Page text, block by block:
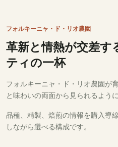
フォルキーニャ・ド・リオ農園
革新と情熱が交差
ティの一杯
フォルキーニャ・ド・リオ農園が
と味わいの両面から見られるよう
品種、精製、焙煎の情報を購入導
しながら選べる構成です。